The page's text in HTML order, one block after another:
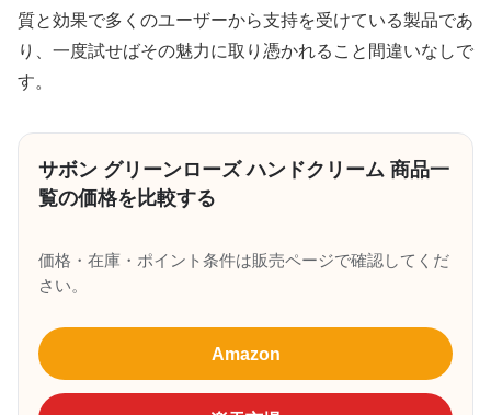
質と効果で多くのユーザーから支持を受けている製品であ
り、一度試せばその魅力に取り憑かれること間違いなしで
す。
サボン グリーンローズ ハンドクリーム 商品一
覧の価格を比較する
価格・在庫・ポイント条件は販売ページで確認してくだ
さい。
Amazon